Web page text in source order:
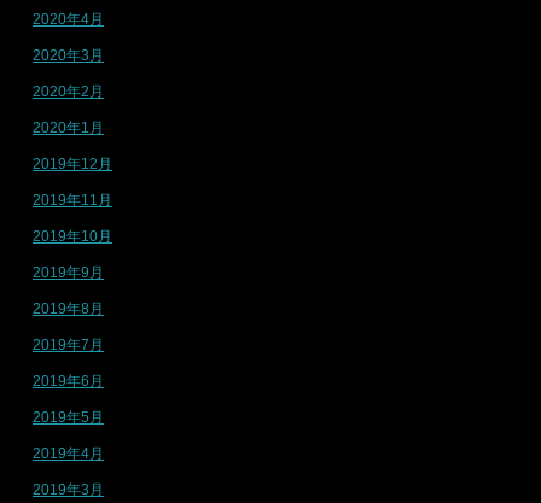
2020年4月
2020年3月
2020年2月
2020年1月
2019年12月
2019年11月
2019年10月
2019年9月
2019年8月
2019年7月
2019年6月
2019年5月
2019年4月
2019年3月